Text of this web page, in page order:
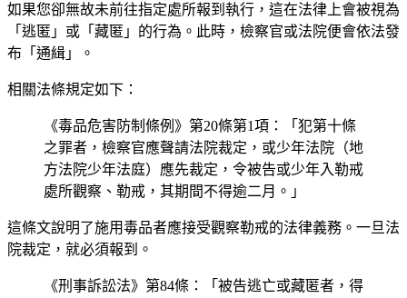
如果您卻無故未前往指定處所報到執行，這在法律上會被視為
「逃匿」或「藏匿」的行為。此時，檢察官或法院便會依法發
布「通緝」。
相關法條規定如下：
《毒品危害防制條例》第20條第1項：「犯第十條
之罪者，檢察官應聲請法院裁定，或少年法院（地
方法院少年法庭）應先裁定，令被告或少年入勒戒
處所觀察、勒戒，其期間不得逾二月。」
這條文說明了施用毒品者應接受觀察勒戒的法律義務。一旦法
院裁定，就必須報到。
《刑事訴訟法》第84條：「被告逃亡或藏匿者，得